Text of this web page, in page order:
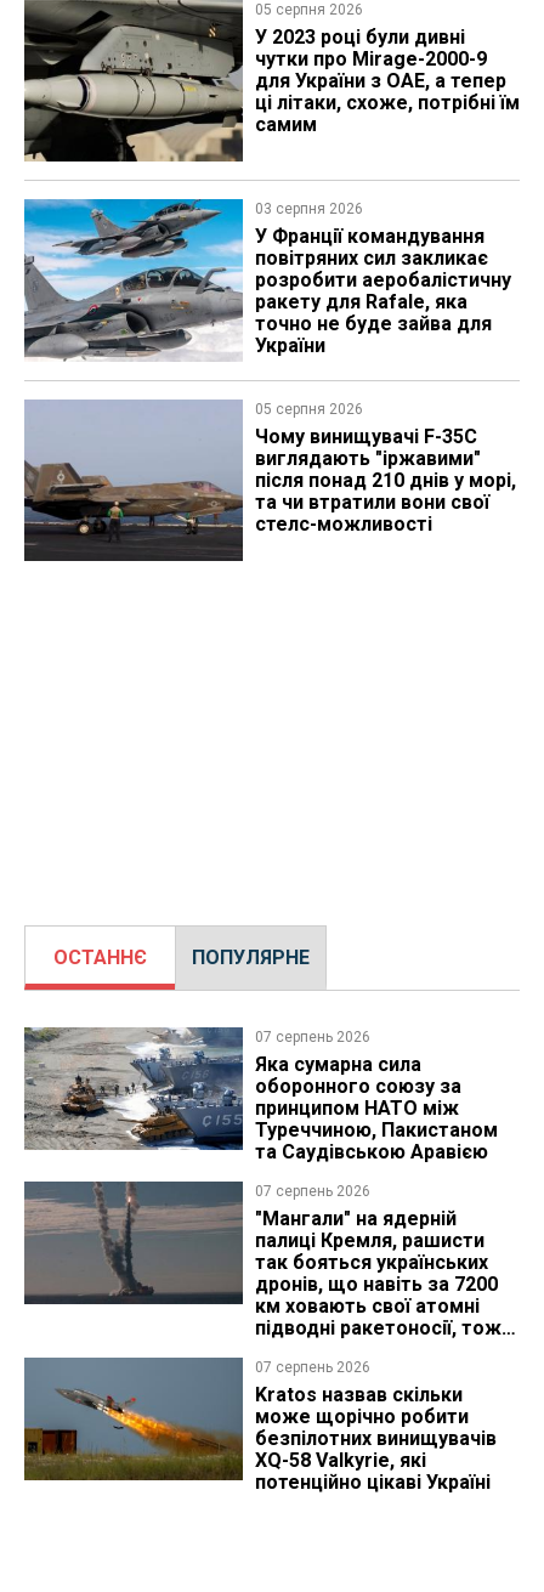
05 серпня 2026
У 2023 році були дивні
чутки про Mirage-2000-9
для України з ОАЕ, а тепер
ці літаки, схоже, потрібні їм
самим
03 серпня 2026
У Франції командування
повітряних сил закликає
розробити аеробалістичну
ракету для Rafale, яка
точно не буде зайва для
України
05 серпня 2026
Чому винищувачі F-35C
виглядають "іржавими"
після понад 210 днів у морі,
та чи втратили вони свої
стелс-можливості
ОСТАННЄ ПОПУЛЯРНЕ
07 серпень 2026
Яка сумарна сила
оборонного союзу за
принципом НАТО між
Туреччиною, Пакистаном
та Саудівською Аравією
07 серпень 2026
"Мангали" на ядерній
палиці Кремля, рашисти
так бояться українських
дронів, що навіть за 7200
км ховають свої атомні
підводні ракетоносії, тож
07 серпень 2026
Kratos назвав скільки
може щорічно робити
безпілотних винищувачів
XQ-58 Valkyrie, які
потенційно цікаві Україні